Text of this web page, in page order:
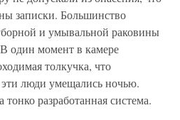
записки. Большинство
и умывальной раковины
один момент в камере
толкучка, что
люди умещались ночью.
разработанная система.